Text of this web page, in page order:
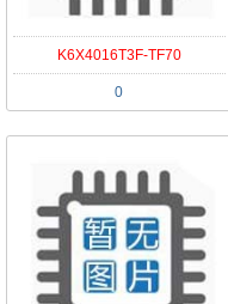
K6X4016T3F-TF70
0